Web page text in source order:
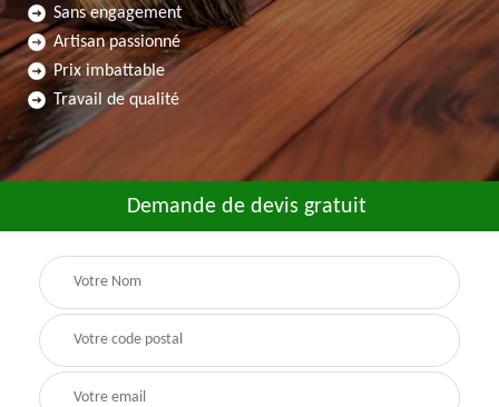
Sans engagement
Artisan passionné
Prix imbattable
Travail de qualité
Demande de devis gratuit